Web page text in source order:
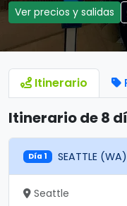
Ver precios y salidas
Itinerario
Itinerario de 8
Día 1 SEATTLE
Seattle